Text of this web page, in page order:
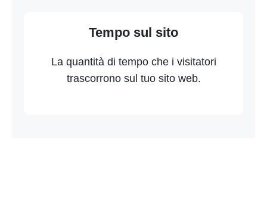
Tempo sul sito
La quantità di tempo che i visitatori
trascorrono sul tuo sito web.